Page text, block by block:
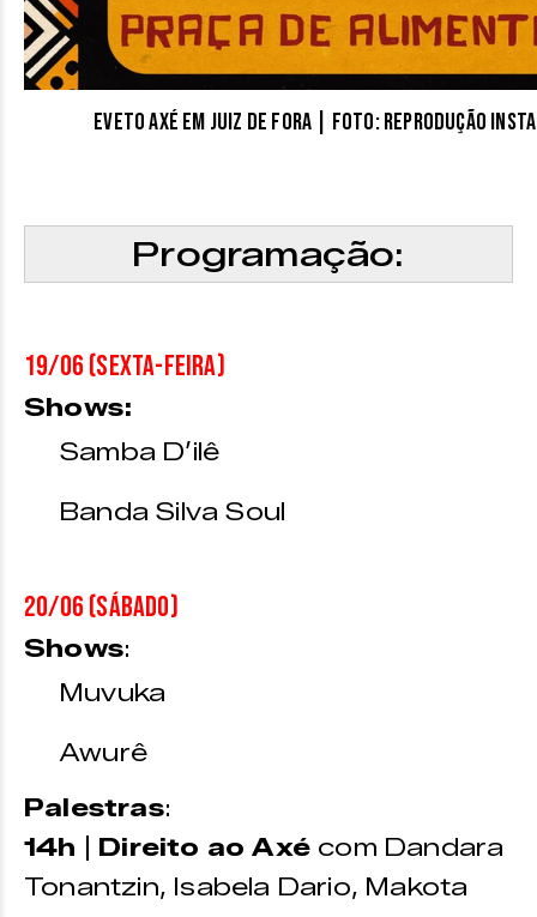
Eveto Axé em Juiz de Fora | Foto: reprodução
Programação:
19/06 (sexta-feira)
Shows:
Samba D’ilê
Banda Silva Soul
20/06 (sábado)
Shows:
Muvuka
Awurê
Palestras:
14h
Direito ao Axé com Dandara
Tonantzin, Isabela Dario, Makota